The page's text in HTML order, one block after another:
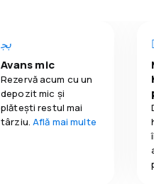
Avans mic
Rezervă acum cu un
depozit mic și
plătești restul mai
târziu.Află mai multe